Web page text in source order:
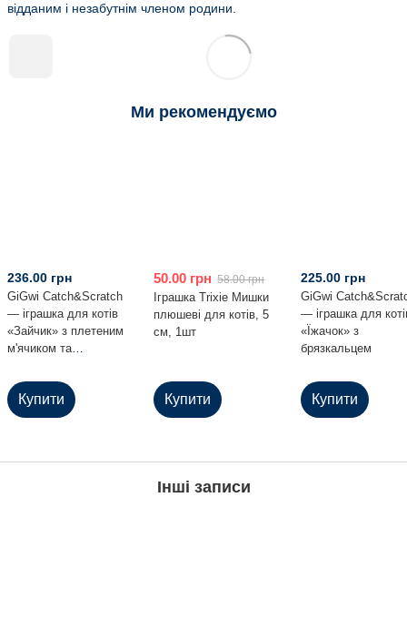
відданим і незабутнім членом родини.
Ми рекомендуємо
GiGwi Catch&Scratch
— іграшка для котів
«Зайчик» з плетеним
м'ячиком та
236.00 грн
Купити
Іграшка Trixie Мишки
плюшеві для котів, 5
см, 1шт
50.00 грн 58.00 грн
Купити
GiGwi
— іграшка для
«Їжачок» з
брязкальцем
225.00 грн
Купити
Інші записи